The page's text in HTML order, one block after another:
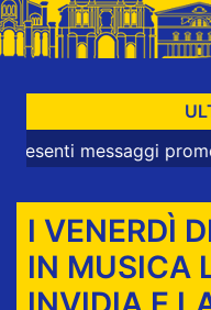
promozionali
I VENERDÌ
IN MUSICA